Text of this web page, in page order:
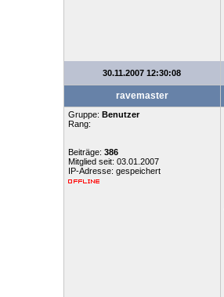
30.11.2007 12:30:08
ravemaster
Gruppe: Benutzer
Rang:
Beiträge: 386
Mitglied seit: 03.01.2007
IP-Adresse: gespeichert